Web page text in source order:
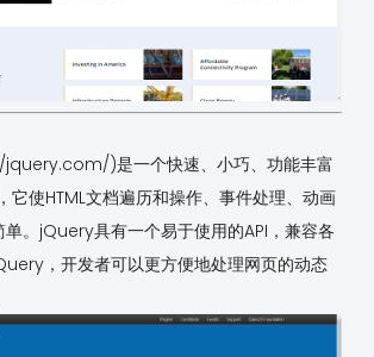
jquery.com/)是一个快速、小巧、功能丰富
使HTML文档遍历和操作、事件处理、动画
。jQuery具有一个易于使用的API，兼容各
，开发者可以更方便地处理网页的动态